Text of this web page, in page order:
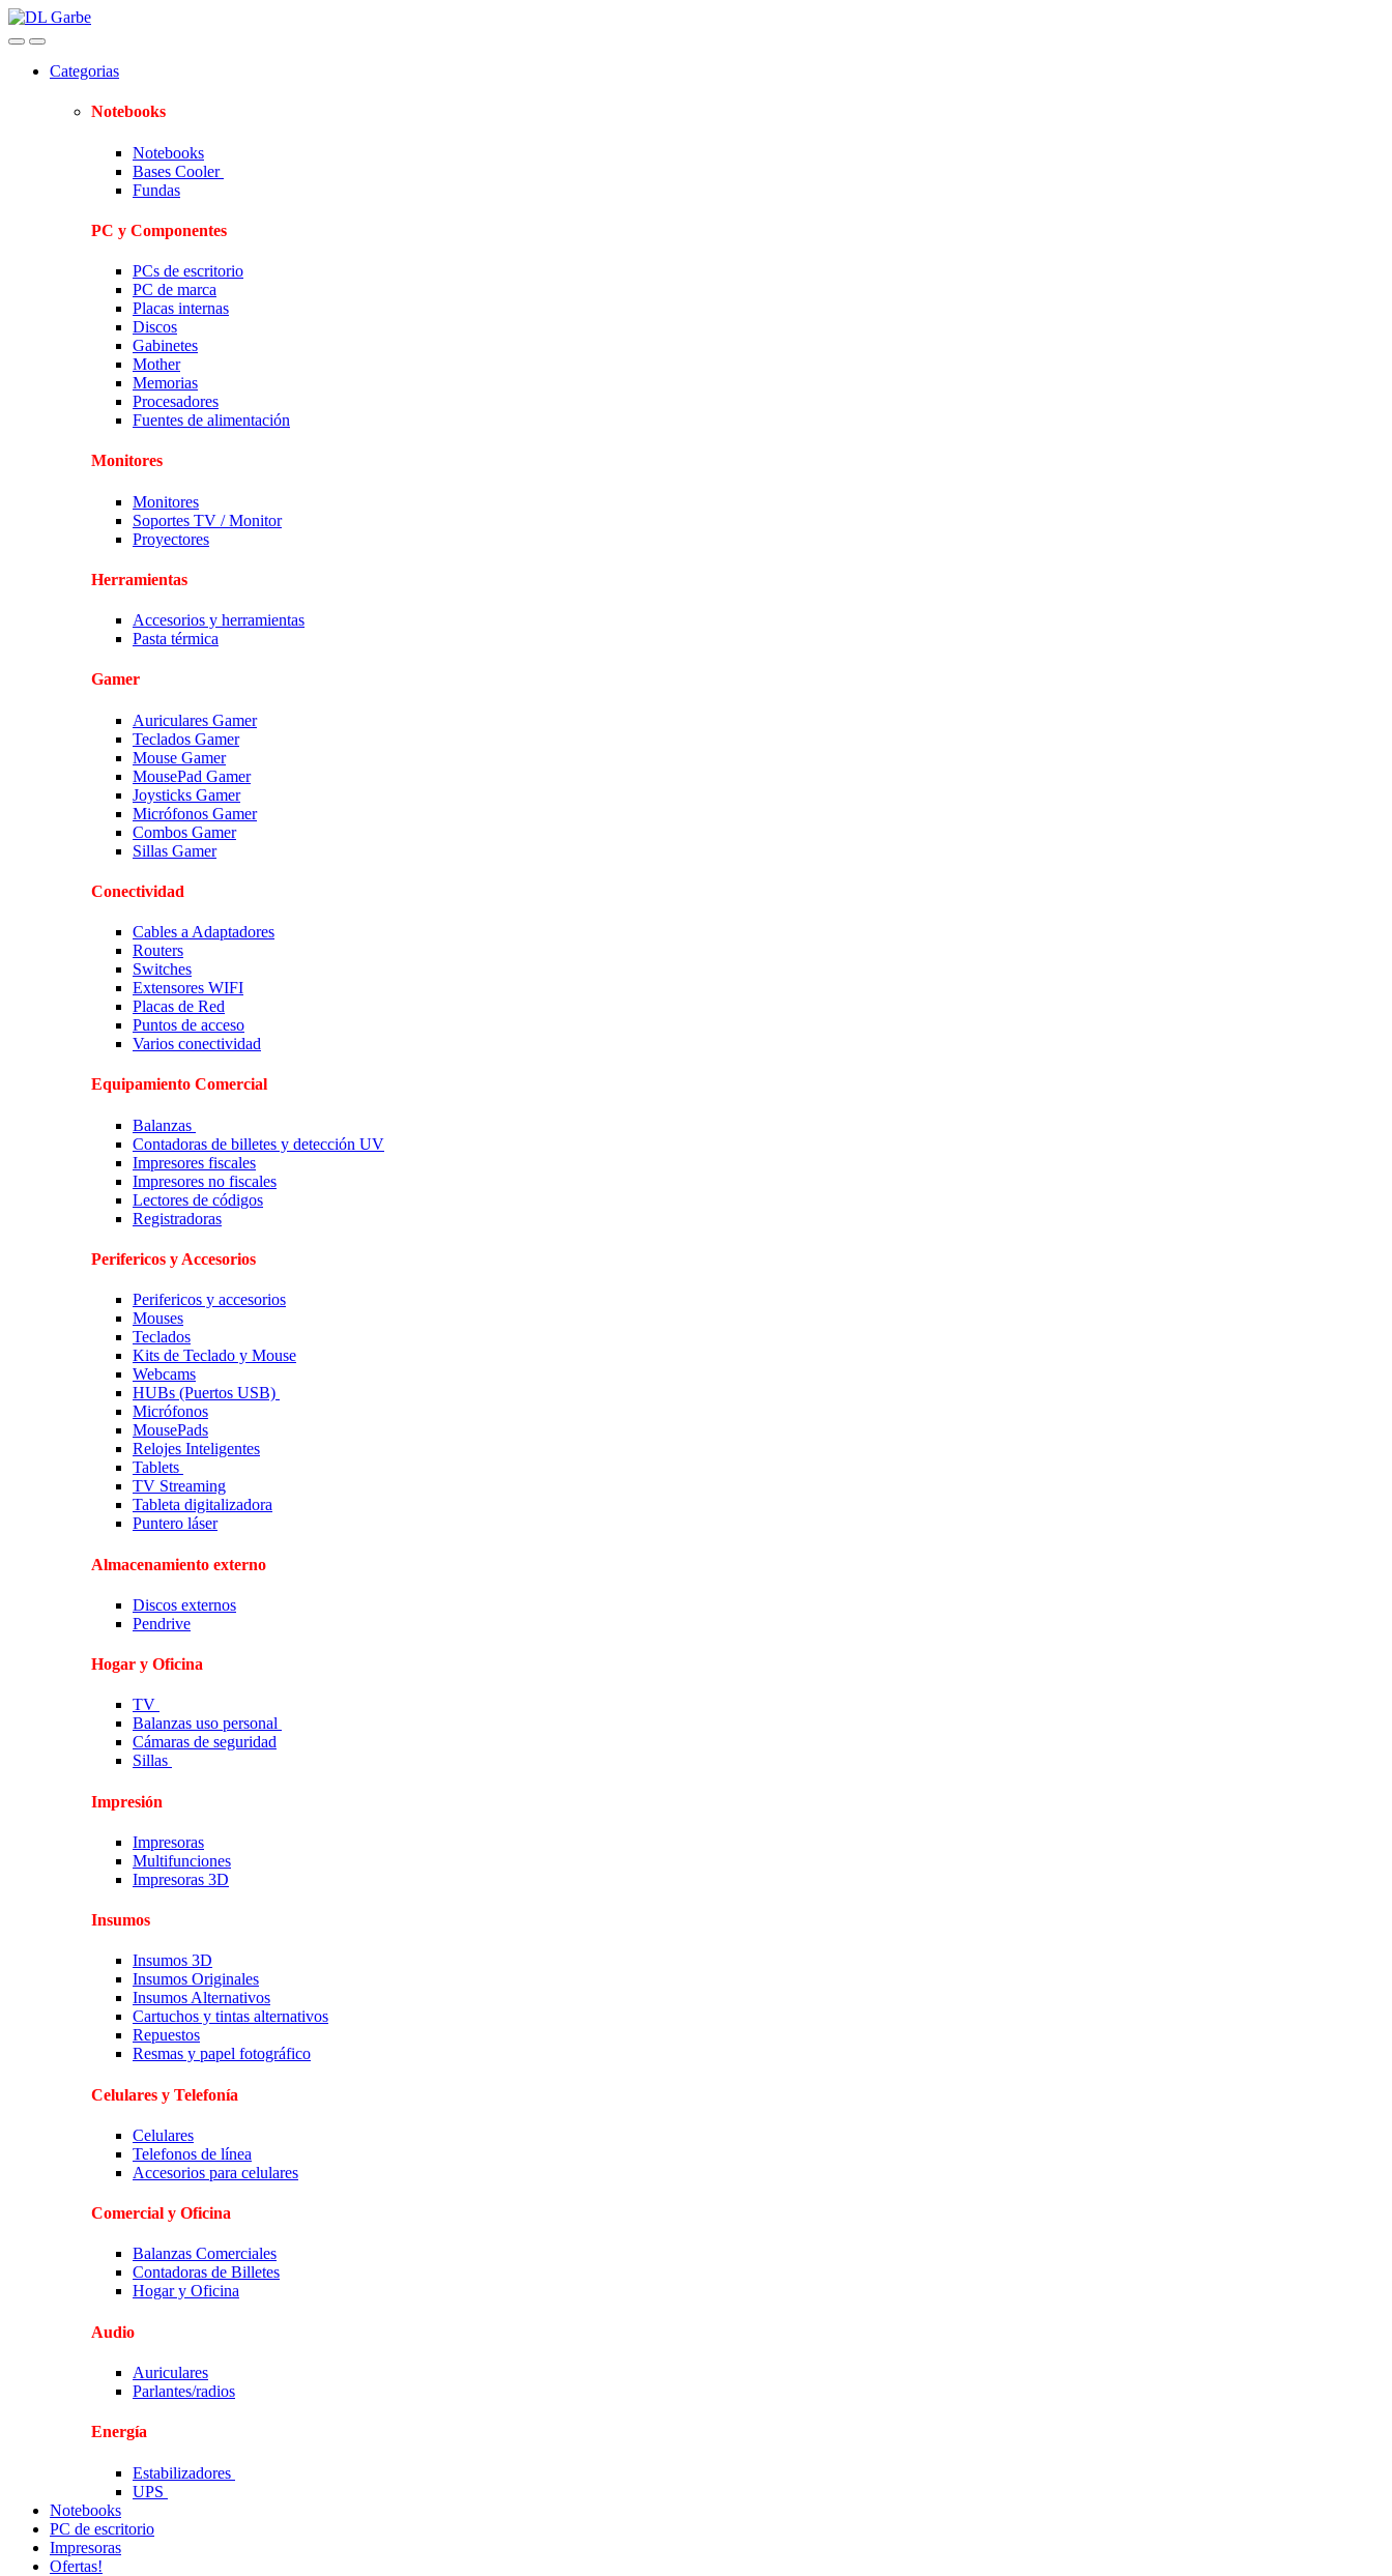
Skip
to
Skip
to
Categorias
Notebooks
Notebooks
Bases Cooler
Fundas
PC y Componentes
PCs de escritorio
PC de marca
Placas internas
Discos
Gabinetes
Mother
Memorias
Procesadores
Fuentes de alimentación
Monitores
Monitores
Soportes TV / Monitor
Proyectores
Herramientas
Accesorios y herramientas
Pasta térmica
Gamer
Auriculares Gamer
Teclados Gamer
Mouse Gamer
MousePad Gamer
Joysticks Gamer
Micrófonos Gamer
Combos Gamer
Sillas Gamer
Conectividad
Cables a Adaptadores
Routers
Switches
Extensores WIFI
Placas de Red
Puntos de acceso
Varios conectividad
Equipamiento Comercial
Balanzas
Contadoras de billetes y detección UV
Impresores fiscales
Impresores no fiscales
Lectores de códigos
Registradoras
Perifericos y Accesorios
Perifericos y accesorios
Mouses
Teclados
Kits de Teclado y Mouse
Webcams
HUBs (Puertos USB)
Micrófonos
MousePads
Relojes Inteligentes
Tablets
TV Streaming
Tableta digitalizadora
Puntero láser
Almacenamiento externo
Discos externos
Pendrive
Hogar y Oficina
TV
Balanzas uso personal
Cámaras de seguridad
Sillas
Impresión
Impresoras
Multifunciones
Impresoras 3D
Insumos
Insumos 3D
Insumos Originales
Insumos Alternativos
Cartuchos y tintas alternativos
Repuestos
Resmas y papel fotográfico
Celulares y Telefonía
Celulares
Telefonos de línea
Accesorios para celulares
Comercial y Oficina
Balanzas Comerciales
Contadoras de Billetes
Hogar y Oficina
Audio
Auriculares
Parlantes/radios
Energía
Estabilizadores
UPS
Notebooks
PC de escritorio
Impresoras
Ofertas!